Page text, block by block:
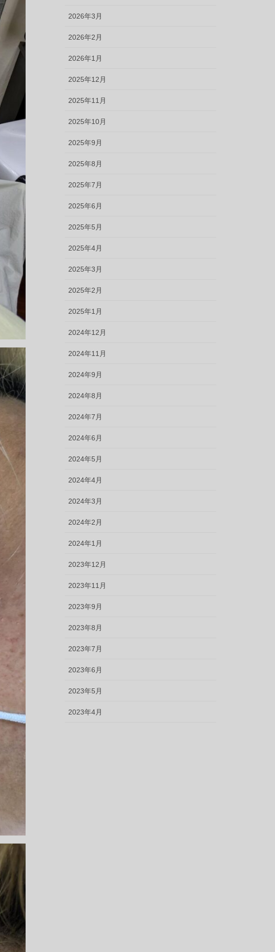
2026年3月
2026年2月
2026年1月
2025年12月
2025年11月
2025年10月
2025年9月
2025年8月
2025年7月
2025年6月
2025年5月
2025年4月
2025年3月
2025年2月
2025年1月
2024年12月
2024年11月
2024年9月
2024年8月
2024年7月
2024年6月
2024年5月
2024年4月
2024年3月
2024年2月
2024年1月
2023年12月
2023年11月
2023年9月
2023年8月
2023年7月
2023年6月
2023年5月
2023年4月